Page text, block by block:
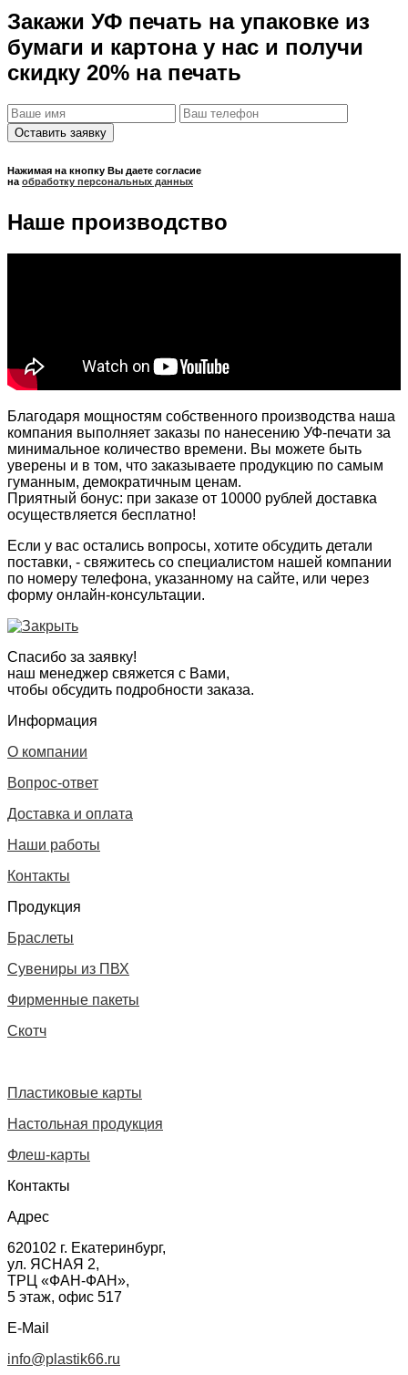
Закажи УФ печать на упаковке из
бумаги и картона у нас и получи
скидку 20% на печать
Нажимая на кнопку Вы даете согласие
на обработку персональных данных
Наше производство
Благодаря мощностям собственного производства наша
компания выполняет заказы по нанесению УФ-печати за
минимальное количество времени. Вы можете быть
уверены и в том, что заказываете продукцию по самым
гуманным, демократичным ценам.
Приятный бонус: при заказе от 10000 рублей доставка
осуществляется бесплатно!
Если у вас остались вопросы, хотите обсудить детали
поставки, - свяжитесь со специалистом нашей компании
по номеру телефона, указанному на сайте, или через
форму онлайн-консультации.
Спасибо за заявку!
наш менеджер свяжется с Вами,
чтобы обсудить подробности заказа.
Информация
О компании
Вопрос-ответ
Доставка и оплата
Наши работы
Контакты
Продукция
Браслеты
Сувениры из ПВХ
Фирменные пакеты
Скотч
Пластиковые карты
Настольная продукция
Флеш-карты
Контакты
Адрес
620102 г. Екатеринбург,
ул. ЯСНАЯ 2,
ТРЦ «ФАН-ФАН»,
5 этаж, офис 517
E-Mail
info@plastik66.ru